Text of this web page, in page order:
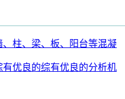
柱、梁、板、阳台等混凝
优良的综有优良的分析机